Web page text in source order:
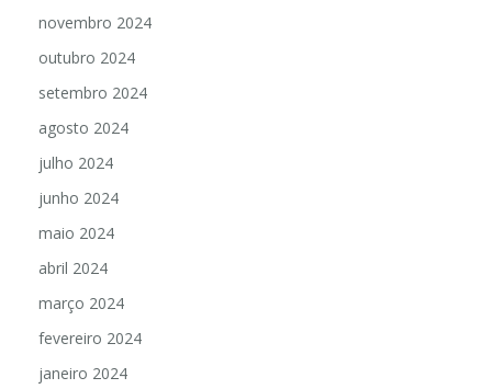
novembro 2024
outubro 2024
setembro 2024
agosto 2024
julho 2024
junho 2024
maio 2024
abril 2024
março 2024
fevereiro 2024
janeiro 2024